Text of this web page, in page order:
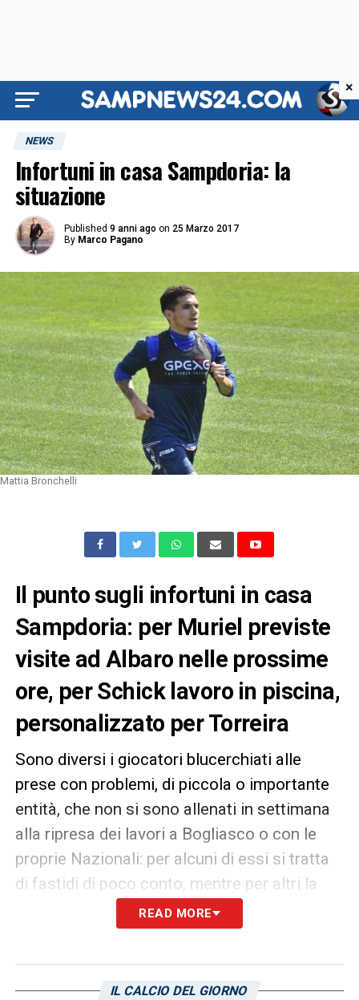
NEWS
Infortuni in casa Sampdoria: la
situazione
Published 9 anni ago on 25 Marzo 2017
By Marco Pagano
Mattia Bronchelli
Il punto sugli infortuni in casa
Sampdoria: per Muriel previste
visite ad Albaro nelle prossime
ore, per Schick lavoro in piscina,
personalizzato per Torreira
Sono diversi i giocatori blucerchiati alle
prese con problemi, di piccola o importante
entità, che non si sono allenati in settimana
alla ripresa dei lavori a Bogliasco o con le
proprie Nazionali: per alcuni di essi si tratta
di fastidi di poco conto, mentre per altri la
faccenda è molto più seria. Iniziamo da chi
preoccupa di più, cioè LuisMuriel
durante Colombia-Bolivia per un guaio
READ MORE
IL CALCIO DEL GIORNO
×